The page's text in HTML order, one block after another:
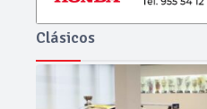
Clásicos